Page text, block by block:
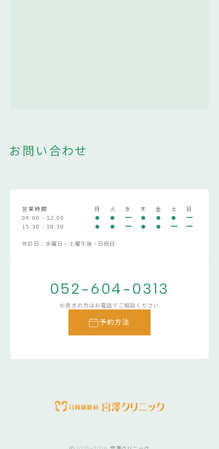
お問い合わせ
営業時間 月 火 水 木 金 土
日
09:00 - 12:00
15:30 - 18:30
休診日：水曜日・土曜午後・日祝日
052-604-0313
お急ぎの方はお電話でご相談ください
予約方法